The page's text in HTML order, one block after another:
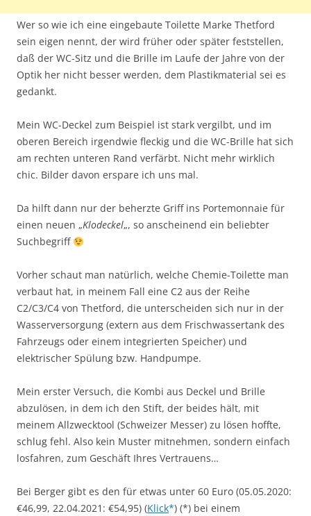
Wer so wie ich eine eingebaute Toilette Marke Thetford
sein eigen nennt, der wird früher oder später feststellen,
daß der WC-Sitz und die Brille im Laufe der Jahre von der
Optik her nicht besser werden, dem Plastikmaterial sei es
gedankt.
Mein WC-Deckel zum Beispiel ist stark vergilbt, und im
oberen Bereich irgendwie fleckig und die WC-Brille hat sich
am rechten unteren Rand verfärbt. Nicht mehr wirklich
chic. Bilder davon erspare ich uns mal.
Da hilft dann nur der beherzte Griff ins Portemonnaie für
einen neuen „Klodeckel„, so anscheinend ein beliebter
Suchbegriff
Vorher schaut man natürlich, welche Chemie-Toilette man
verbaut hat, in meinem Fall eine C2 aus der Reihe
C2/C3/C4 von Thetford, die unterscheiden sich nur in der
Wasserversorgung (extern aus dem Frischwassertank des
Fahrzeugs oder einem integrierten Speicher) und
elektrischer Spülung bzw. Handpumpe.
Mein erster Versuch, die Kombi aus Deckel und Brille
abzulösen, in dem ich den Stift, der beides hält, mit
meinem Allzwecktool (Schweizer Messer) zu lösen hoffte,
schlug fehl. Also kein Muster mitnehmen, sondern einfach
losfahren, zum Geschäft Ihres Vertrauens…
Bei Berger gibt es den für etwas unter 60 Euro (05.05.2020:
€46,99, 22.04.2021: €54,95) (Klick ) (*) bei einem